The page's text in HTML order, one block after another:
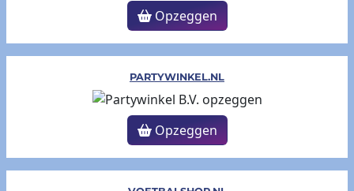
Opzeggen
PARTYWINKEL.NL
Opzeggen